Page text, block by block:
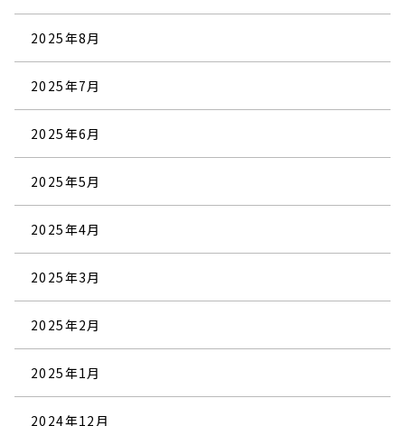
2025年8月
2025年7月
2025年6月
2025年5月
2025年4月
2025年3月
2025年2月
2025年1月
2024年12月